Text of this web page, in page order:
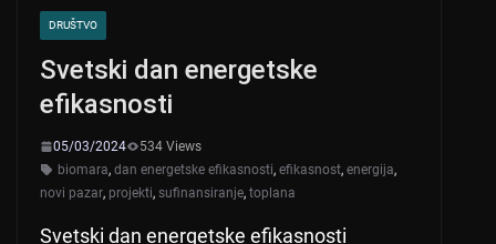
DRUŠTVO
Svetski dan energetske
efikasnosti
05/03/2024
534 Views
biomara, dan energetske efikasnosti, efikasnost, energija,
novi pazar, projekti, sufinansiranje, toplana
Svetski dan energetske efikasnosti